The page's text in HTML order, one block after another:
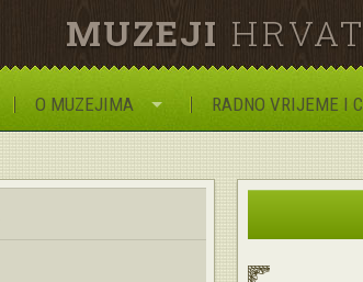
MUZEJI
O MUZEJIMA RADNO VRIJEME I